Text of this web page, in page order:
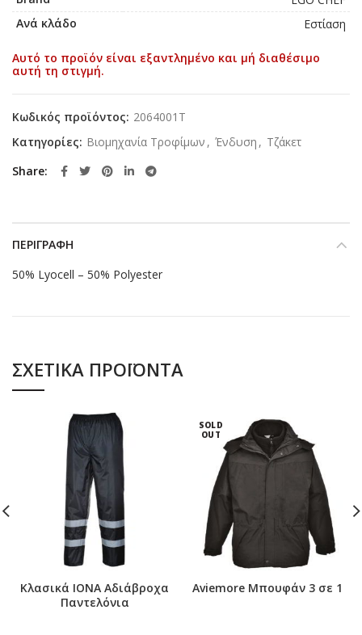
Ανά κλάδο
Εστίαση
Αυτό το προϊόν είναι εξαντλημένο και μή διαθέσιμο
αυτή τη στιγμή.
Κωδικός προϊόντος: 2064001T
Κατηγορίες: Βιομηχανία Τροφίμων , Ένδυση , Τζάκετ
Share
ΠΕΡΙΓΡΑΦΉ
50% Lyocell – 50% Polyester
ΣΧΕΤΙΚΆ ΠΡΟΪΌΝΤΑ
Κλασικά ΙΟΝΑ Αδιάβροχα
Παντελόνια
SOLD
OUT
Aviemore Μπουφάν 3 σε 1